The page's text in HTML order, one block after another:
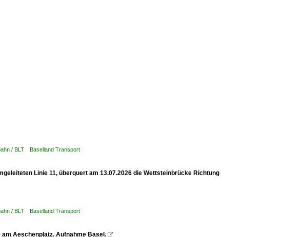
/ BLT Baselland Transport
Linie 11, überquert am 13.07.2026 die Wettsteinbrücke Richtung
/ BLT Baselland Transport
am Aeschenplatz. Aufnahme Basel. 